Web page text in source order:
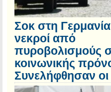
Σοκ στη
νεκροί από
πυροβολισμούς
κοινωνικής
Συνελήφθησαν